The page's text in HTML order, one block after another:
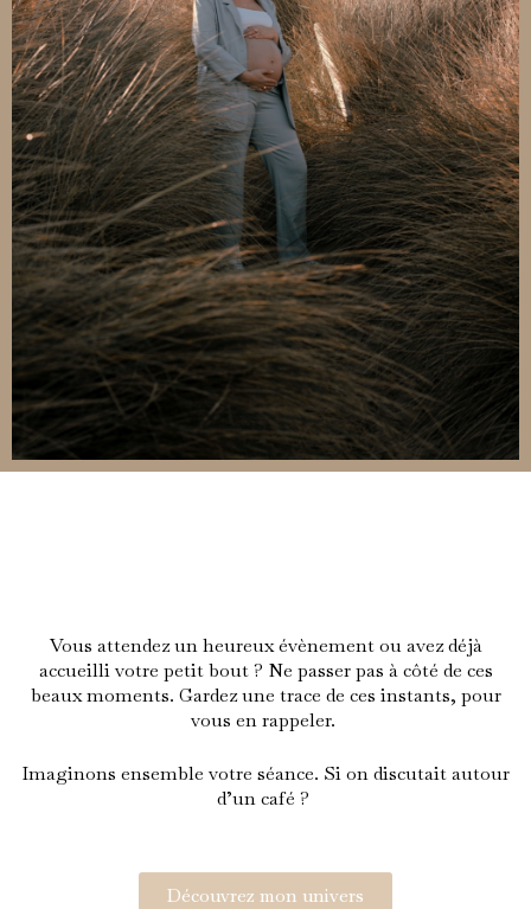
Vous attendez un heureux évènement ou avez déjà
accueilli votre petit bout ? Ne passer pas à côté de ces
beaux moments. Gardez une trace de ces instants, pour
vous en rappeler.
Imaginons ensemble votre séance. Si on discutait autour
d’un café ?
Découvrez mon univers